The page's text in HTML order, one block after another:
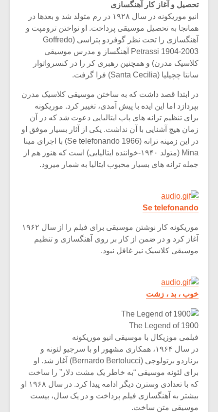
تحصیل و آغاز کار آهنگسازی
انیو موریکونه در سال ۱۹۲۸ در رم متولد شد و بعدها در
همانجا به تحصیل موسیقی پرداخت. او نواختن ترومپت و
آهنگسازی را تحت نظر گوفردو پتراسی (Goffredo
Petrassi 1904-2003 آهنگساز و مدرس موسیقی
کلاسیک مدرن) و همچنین رهبری کر را در کنسرواتوار
سانتا چچیلیا (Santa Cecilia) فرا گرفت.
در ابتدا قصد داشت که به ساختن موسیقی کلاسیک مدرن
بپردازد اما این ایده با پیش آمدی، تغییر کرد. موریکونه
برای تنظیم ترانه های پاپ ایتالیایی دعوت شد که در آن
زمان هیچ آشنایی با آن نداشت. یکی از آثار بسیار موفق او
در این زمینه ترانه (Se telefonando 1966) با اجرای مینا
Mina (متولد ۱۹۴۰-خواننده ایتالیایی) است که هنوز هم از
جمله ترانه های بسیار محبوب ایتالیا به شمار میرود.
Se telefonando
موریکونه کار نوشتن موسیقی برای فیلم را از سال ۱۹۶۲
آغاز کرد و در ضمن از کار بر روی آهنگسازی و تنظیم
موسیقی کلاسیک نیز غافل نبود.
خوب ، بد ، زشت
The Legend of 1900
فیلمی موزیکال با موسیقی انیو موریکونه
در سال ۱۹۶۴، همکاری مشهور او با سرجیو لئونه و
برناردو برتولوچی (Bernardo Bertolucci) آغاز شد. او
برای لئونه موسیقی “به خاطر یک مشت دلار” را ساخت
که با تعدادی وسترن دیگر ادامه پیدا کرد. در سال ۱۹۶۸ او
بیشتر به آهنگسازی فیلم پرداخت و در یک سال، بیست
موسیقی متن ساخت.
میکلوش روژا
یادداشتی بر موسیقی
متن فیلم «متری
شیش و نیم»
دوره
موسیقی
موسیقی
برگزار